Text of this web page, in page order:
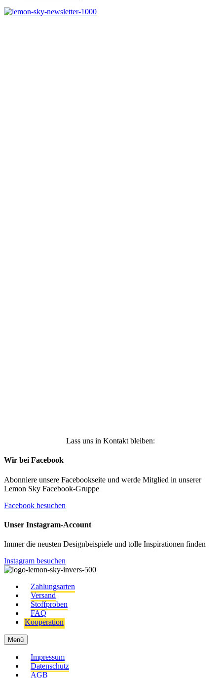
Lass uns in Kontakt bleiben:
Wir bei Facebook
Abonniere unsere Facebookseite und werde Mitglied in unserer
Lemon Sky Facebook-Gruppe
Facebook besuchen
Unser Instagram-Account
Immer die neusten Designbeispiele und tolle Inspirationen finden
Instagram besuchen
Zahlungsarten
Versand
Stoffproben
FAQ
Kooperation
Menü
Impressum
Datenschutz
AGB